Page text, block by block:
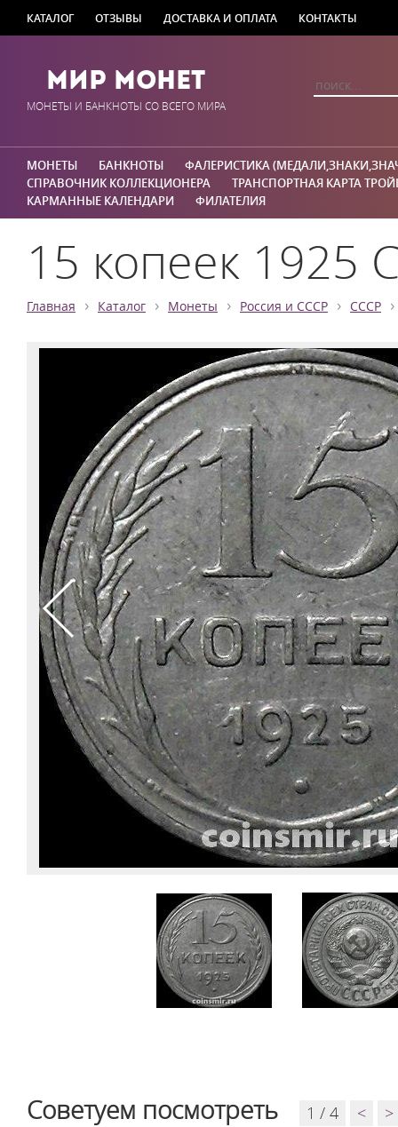
КАТАЛОГ ОТЗЫВЫ ДОСТАВКА И ОПЛАТА КОНТАКТЫ
Мир Монет
МОНЕТЫ И БАНКНОТЫ СО ВСЕГО МИРА
МОНЕТЫ БАНКНОТЫ
ФАЛЕРИСТИКА
СПРАВОЧНИК КОЛЛЕКЦИОНЕРА
ТРАНСПОРТНАЯ КАРТА
КАРМАННЫЕ КАЛЕНДАРИ
ФИЛАТЕЛИЯ
15 копеек 1925
Главная › Каталог › Монеты › Россия и СССР › СССР ›
Советуем посмотреть 1 / 4 < >